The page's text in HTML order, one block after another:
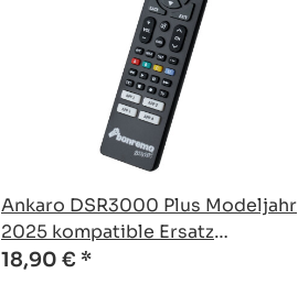
Ankaro DSR3000 Plus Modeljahr
2025 kompatible Ersatz
Fernbedienung
18,90 € *